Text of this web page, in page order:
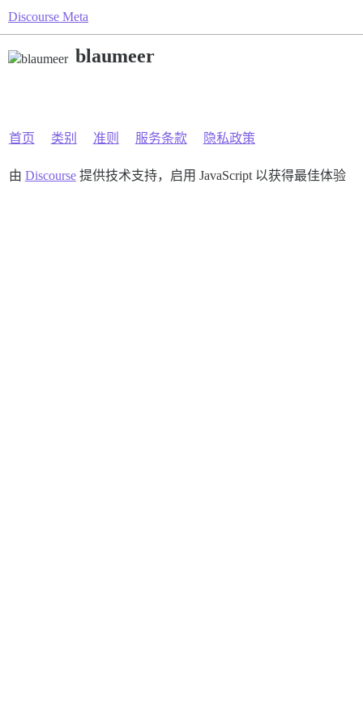
Discourse Meta
blaumeer
首页 类别 准则 服务条款 隐私政策
由 Discourse提供技术支持，启用 JavaScript 以获得最佳体验